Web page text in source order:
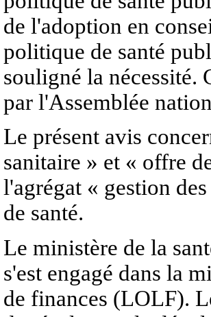
de l'adoption en
politique de santé
souligné la nécessité.
par l'Assemblée
Le présent avis
sanitaire » et « offre
l'agrégat « gestion
de santé.
Le ministère de la
s'est engagé dans la
de finances (LOLF).